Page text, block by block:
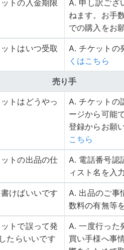
トの入金期限
A. 申し訳ござ
ねます。お手
での購入をお
トはいつ受取
A. チケットの
くはこちら
売り手
トはどうやっ
A. チケットの
ージから可能
登録からお願
こちら
トの出品の仕
A. 電話番号認
ィスト名を入
けばいいです
A. 出品のご事
数料の有無等
トで誤って発
たらいいです
A. 一度行った
買い手様へ事